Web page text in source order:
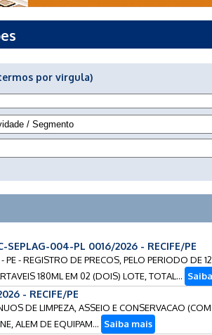
por virgula)
SEPLAG-004-PL 0016/2026 - RECIFE/PE
- REGISTRO DE PRECOS, PELO PERIODO DE
180ML EM 02 (DOIS) LOTE, TOTAL...
- RECIFE/PE
DE LIMPEZA, ASSEIO E CONSERVACAO
ALEM DE EQUIPAM... Saiba mais